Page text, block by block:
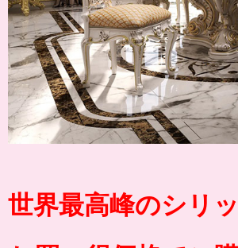
世界最高峰のシリ